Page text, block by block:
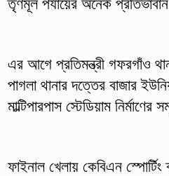
তৃণমূল পর্যায়ের অনেক
এর আগে প্রতিমন্ত্রী গফরগাঁও
পাগলা থানার দত্তের বাজার
মাল্টিপারপাস স্টেডিয়াম
ফাইনাল খেলায় কেবিএন